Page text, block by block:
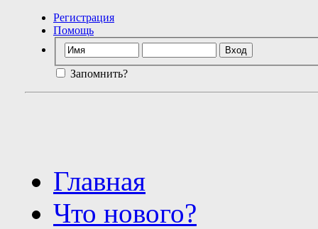
Регистрация
Помощь
Запомнить?
Главная
Что нового?